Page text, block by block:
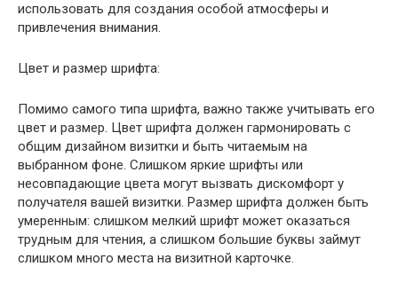
использовать для создания особой атмосферы и
привлечения внимания.
Цвет и размер шрифта:
Помимо самого типа шрифта, важно также учитывать его
цвет и размер. Цвет шрифта должен гармонировать с
общим дизайном визитки и быть читаемым на
выбранном фоне. Слишком яркие шрифты или
несовпадающие цвета могут вызвать дискомфорт у
получателя вашей визитки. Размер шрифта должен быть
умеренным: слишком мелкий шрифт может оказаться
трудным для чтения, а слишком большие буквы займут
слишком много места на визитной карточке.